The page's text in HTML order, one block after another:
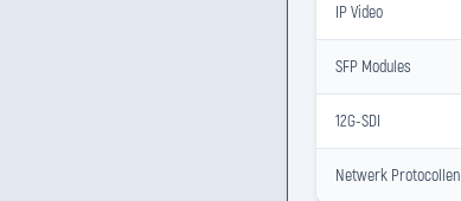
IP Video
SFP Modules
12G-SDI
Netwerk Protocollen